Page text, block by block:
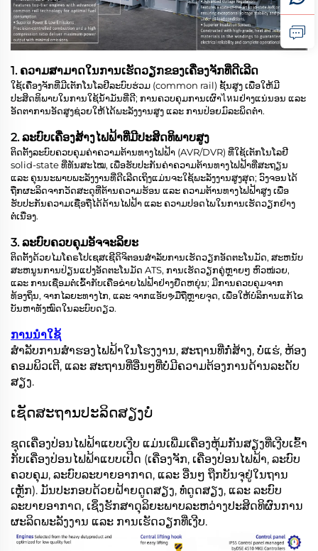
1. ຄວາມສາມາດໃນການເຮັດວຽກຂອງເຄື່ອງຈັກທີ່ດີເລີດ
ໃຊ້ເຄື່ອງຈັກທີ່ມີເຕັກໂນໂລຢີລະບົບຮ່ວມ (common rail) ຊັ້ນສູງ ເພື່ອໃຫ້ມີ
ປະສິດທິພາບໃນການໃຊ້ນ້ຳມັນທີ່ດີ; ການຄວບຄຸມການເຜົາไหมຢ່າງແນ່ນອນ ແລະ
ອັດຕາການອັດສູງຊ່ວຍໃຫ້ໄດ້ພະລັງງານສູງ ແລະ ການປ່ອຍມົລະພິດຕ່ຳ.
2. ລະບົບເຄື່ອງສ້າງໄຟຟ້າທີ່ມີປະສິດທິພາບສູງ
ຕິດຕັ້ງລະບົບຄວບຄຸມຄ່າຄວາມຕ້ານທາງໄຟຟ້າ (AVR/DVR) ທີ່ໃຊ້ເຕັກໂນໂລຢີ
solid-state ທີ່ທັນສະໄໝ, ເພື່ອຮັບປະກັນຄ່າຄວາມຕ້ານທາງໄຟຟ້າທີ່ສະຖຽນ
ແລະ ຄຸນນະພາບພະລັງງານທີ່ດີເລີດເຖິງແມ່ນຈະໃຊ້ພະລັງງານສູງສຸດ; ວົງຈອນໄດ້
ຖືກຜະລິດຈາກວັດສະດຸທີ່ຕ້ານຄວາມຮ້ອນ ແລະ ຄວາມຕ້ານທາງໄຟຟ້າສູງ ເພື່ອ
ຮັບປະກັນຄວາມເຊື່ອຖືໄດ້ດ້ານໄຟຟ້າ ແລະ ຄວາມປອດໄພໃນການເຮັດວຽກຢ່າງ
ຕໍ່ເນື່ອງ.
3. ລະບົບຄວບຄຸມອັຈຈະລິຍະ
ຕິດຕັ້ງດ້ວຍໄມໂຄຣໂປເຊສເຊີດິຈິຕອນສຳລັບການເຮັດວຽກອັດຕະໂນມັດ, ສະຫນັບ
ສະຫນູນການປ່ຽນແປງອັດຕະໂນມັດ ATS, ການເຮັດວຽກຄູ່ຫຼາຍໆ ຫົວໜ່ວຍ,
ແລະ ການເຊື່ອມຕໍ່ເຂົ້າກັບເຄືອຂ່າຍໄຟຟ້າຢ່າງຍືດຫຍຸ່ນ; ມີການຄວບຄຸມຈາກ
ທ້ອງຖິ່ນ, ຈາກໄລຍະທາງໄກ, ແລະ ຈາກແອັບຯມືຖືຫຼາຍຈຸດ, ເພື່ອໃຫ້ບໍລິການແກ້ໄຂ
ບັນຫາທັງໝົດໃນລະບົບດຽວ.
ການນຳໃຊ້
ສຳລັບການສຳຮອງໄຟຟ້າໃນໂຮງງານ, ສະຖານທີ່ກໍ່ສ້າງ, ບໍ່ແຮ່, ຫ້ອງ
ຄອມພິວເຕີ, ແລະ ສະຖານທີ່ອື່ນໆທີ່ບໍ່ມີຄວາມຕ້ອງການດ້ານລະດັບ
ສຽງ.
ເຊັດສະຖານປະລິດສຽງບໍ່
ຊຸດເຄື່ອງປ່ອນໄຟຟ້າແບບເງີບ ແມ່ນເພີ່ມເຄື່ອງຫຸ້ມກັນສຽງທີ່ເງີບເຂົ້າ
ກັບເຄື່ອງປ່ອນໄຟຟ້າແບບເປີດ (ເຄື່ອງຈັກ, ເຄື່ອງປ່ອນໄຟຟ້າ, ລະບົບ
ຄວບຄຸມ, ລະບົບລະບາຍອາກາດ, ແລະ ອື່ນໆ ຖືກບັນຈຸຢູ່ໃນຖານ
ເຫຼັກ). ມັນປະກອບດ້ວຍຝ້າຍດູດສຽງ, ທໍ່ດູດສຽງ, ແລະ ລະບົບ
ລະບາຍອາກາດ, ເຊິ່ງຮັກສາດຸລິຍະພາບລະຫວ່າງປະສິດທິຜົນການ
ຜະລິດພະລັງງານ ແລະ ການເຮັດວຽກທີ່ເງີບ.